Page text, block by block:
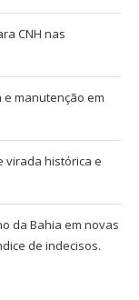
CNH nas
manutenção em
virada histórica e
da Bahia em novas
de indecisos.